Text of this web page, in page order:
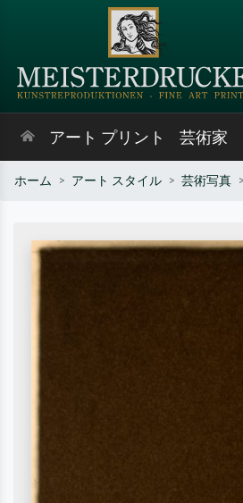
アート プリント 芸術家
ホーム アート スタイル 芸術写真